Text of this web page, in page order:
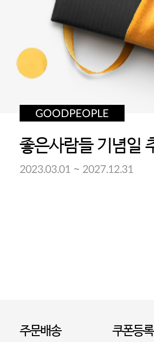
GOODPEOPLE
2023.03.01 ~ 2027.12.31
주문배송 쿠폰등록